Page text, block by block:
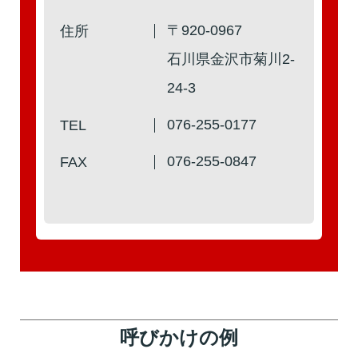
住所
〒920-0967
石川県金沢市菊川2-
24-3
TEL 076-255-0177
FAX 076-255-0847
呼びかけの例